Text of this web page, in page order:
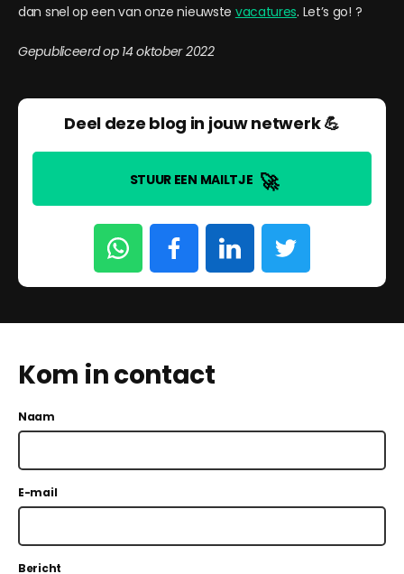
dan snel op een van onze nieuwste vacatures. Let’s go! ?
Gepubliceerd op 14 oktober 2022
Deel deze blog in jouw netwerk 💪
STUUR EEN MAILTJE 🚀
Kom in contact
Naam
E-mail
Bericht